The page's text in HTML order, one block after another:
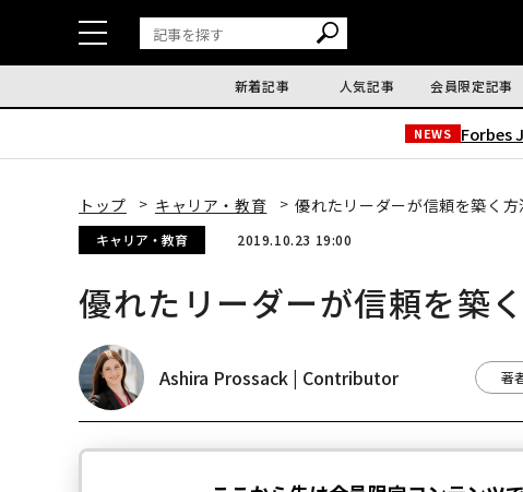
新着記事 人気記事 会員限定記事
NEWS Forbes
トップ キャリア・教育 優れたリーダーが信頼を築く方
キャリア・教育 2019.10.23 19:00
優れたリーダーが信頼を築
Ashira Prossack | Contributor 著